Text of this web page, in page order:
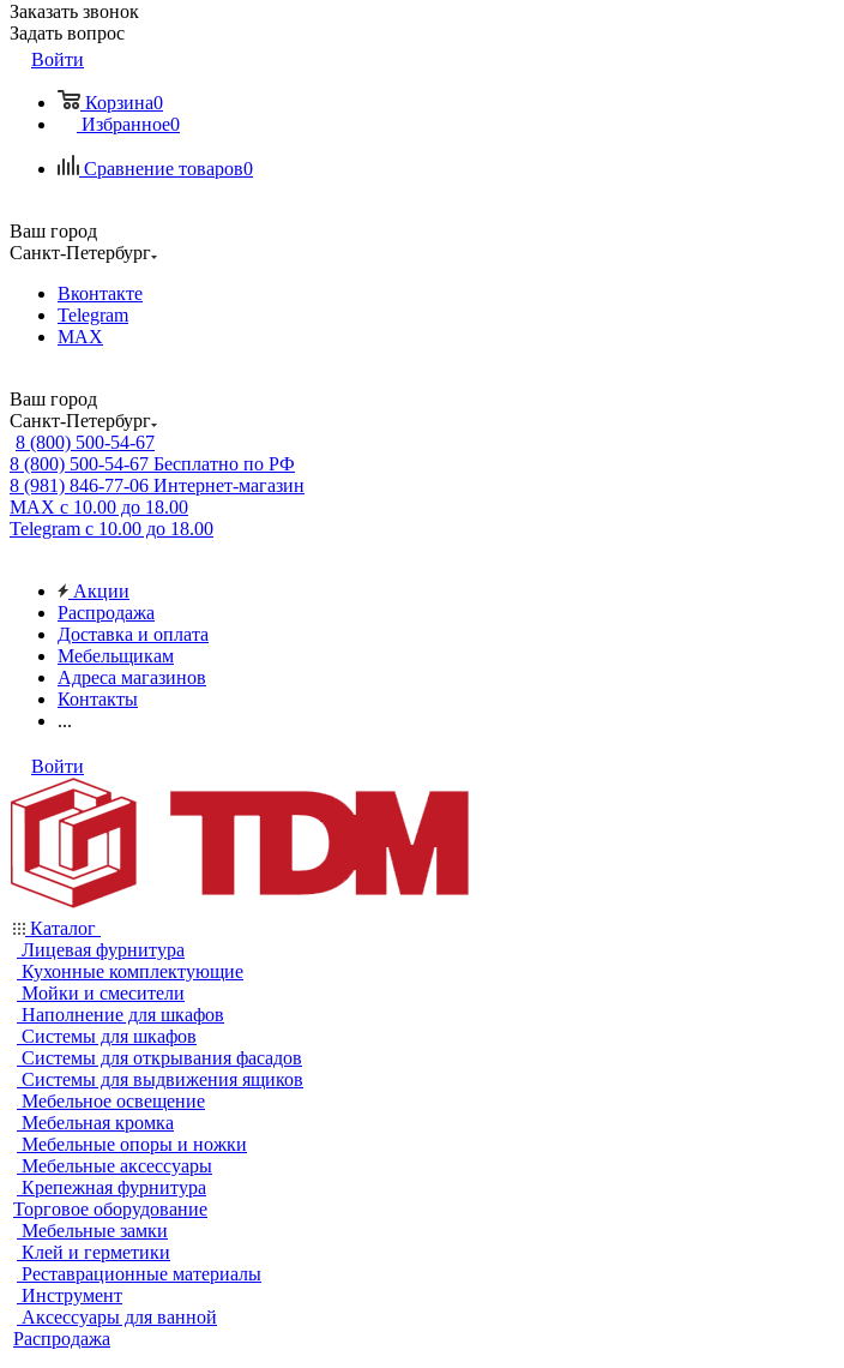
Заказать звонок
Задать вопрос
Войти
Корзина0
Избранное0
Сравнение товаров0
Ваш город
Санкт-Петербург
Вконтакте
Telegram
MAX
Ваш город
Санкт-Петербург
8 (800) 500-54-67
8 (800) 500-54-67 Бесплатно по РФ
8 (981) 846-77-06 Интернет-магазин
MAX с 10.00 до 18.00
Telegram с 10.00 до 18.00
Акции
Распродажа
Доставка и оплата
Мебельщикам
Адреса магазинов
Контакты
...
Войти
Каталог
Лицевая фурнитура
Кухонные комплектующие
Мойки и смесители
Наполнение для шкафов
Системы для шкафов
Системы для открывания фасадов
Системы для выдвижения ящиков
Мебельное освещение
Мебельная кромка
Мебельные опоры и ножки
Мебельные аксессуары
Крепежная фурнитура
Торговое оборудование
Мебельные замки
Клей и герметики
Реставрационные материалы
Инструмент
Аксессуары для ванной
Распродажа